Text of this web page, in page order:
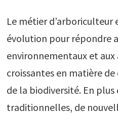
Le métier d’arboriculteur
évolution pour répondre
environnementaux et
croissantes en matière
de la biodiversité. En plus
traditionnelles, de